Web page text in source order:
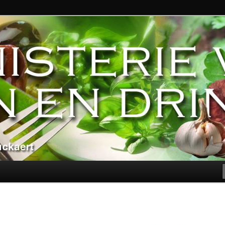
en Drinken
genoegens…